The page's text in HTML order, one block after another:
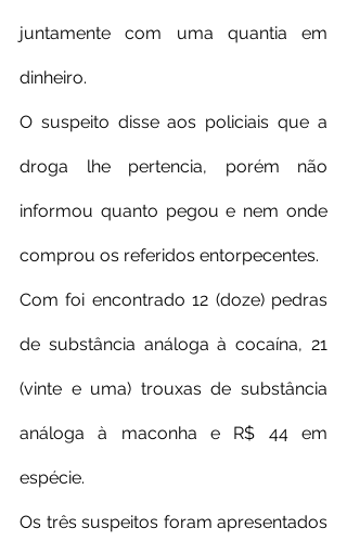
juntamente com uma quantia em
dinheiro.
O suspeito disse aos policiais que a
droga lhe pertencia, porém não
informou quanto pegou e nem onde
comprou os referidos entorpecentes.
Com foi encontrado 12 (doze) pedras
de substância análoga à cocaína, 21
(vinte e uma) trouxas de substância
análoga à maconha e R$ 44 em
espécie.
Os três suspeitos foram apresentados